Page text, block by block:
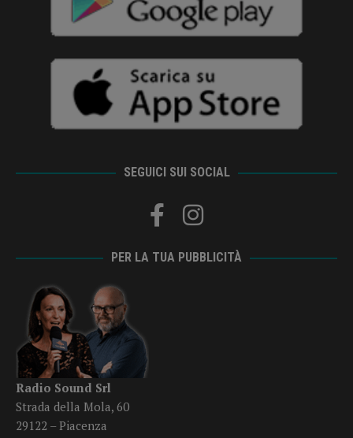
SEGUICI SUI SOCIAL
PER LA TUA PUBBLICITÀ
Radio Sound Srl
Strada della Mola, 60
29122 – Piacenza